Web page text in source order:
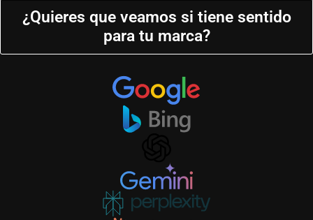
¿Quieres que veamos si tiene sentido
para tu marca?